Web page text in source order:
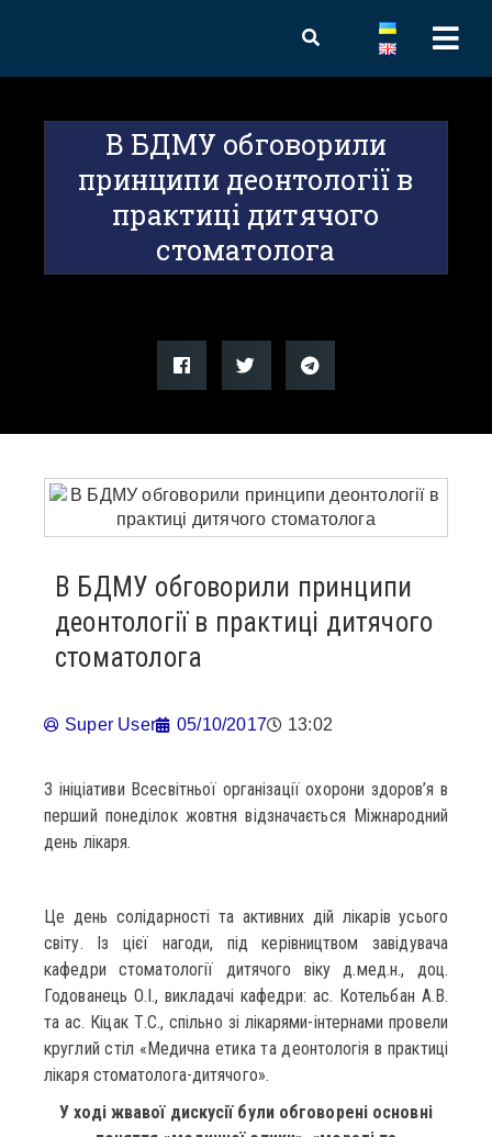
В БДМУ обговорили
принципи деонтології в
практиці дитячого
стоматолога
В БДМУ обговорили принципи
деонтології в практиці дитячого
стоматолога
Super User 05/10/2017 13:02
З ініціативи Всесвітньої організації охорони здоров’я в
перший понеділок жовтня відзначається Міжнародний
день лікаря.
Це день солідарності та активних дій лікарів усього
світу. Із цієї нагоди, під керівництвом завідувача
кафедри стоматології дитячого віку д.мед.н., доц.
Годованець О.І., викладачі кафедри: ас. Котельбан А.В.
та ас. Кіцак Т.С., спільно зі лікарями-інтернами провели
круглий стіл «Медична етика та деонтологія в практиці
лікаря стоматолога-дитячого».
У ході жвавої дискусії були обговорені основні